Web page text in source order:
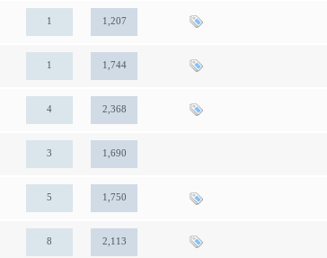
1 1,207
1 1,744
4 2,368
3 1,690
5 1,750
8 2,113